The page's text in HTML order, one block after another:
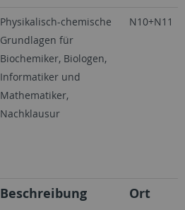
Physikalisch-chemische
Grundlagen für
Biochemiker, Biologen,
Informatiker und
Mathematiker,
Nachklausur
N10+N11
Beschreibung Ort